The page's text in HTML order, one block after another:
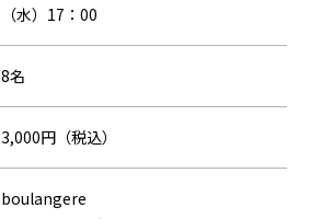
（水）17：00
8名
3,000円（税込）
boulangere